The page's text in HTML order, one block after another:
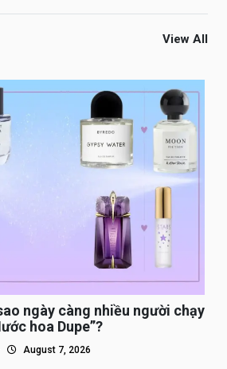
View All
ngày càng nhiều người chạy
hoa Dupe”?
August 7, 2026